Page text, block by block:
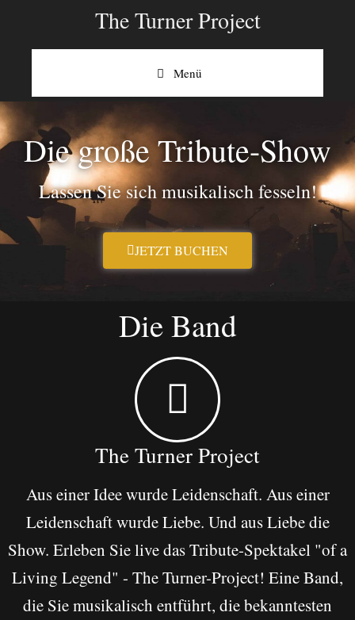
The Turner Project
Menü
Die große Tribute-Show
Lassen Sie sich musikalisch fesseln!
JETZT BUCHEN
Die Band
The Turner Project
Aus einer Idee wurde Leidenschaft. Aus einer
Leidenschaft wurde Liebe. Und aus Liebe die
Show. Erleben Sie live das Tribute-Spektakel "of a
Living Legend" - The Turner-Project! Eine Band,
die Sie musikalisch entführt, die bekanntesten